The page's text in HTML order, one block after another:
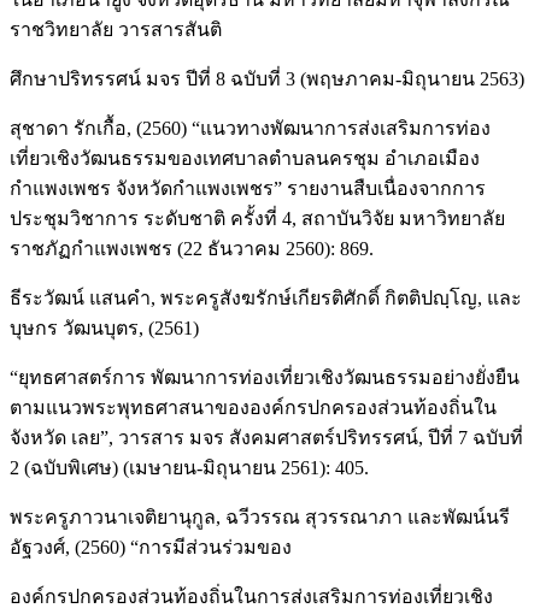
ราชวิทยาลัย วารสารสันติ
ศึกษาปริทรรศน์ มจร ปีที่ 8 ฉบับที่ 3 (พฤษภาคม-มิถุนายน 2563)
สุชาดา รักเกื้อ, (2560) “แนวทางพัฒนาการส่งเสริมการท่อง
เที่ยวเชิงวัฒนธรรมของเทศบาลตำบลนครชุม อำเภอเมือง
กำแพงเพชร จังหวัดกำแพงเพชร” รายงานสืบเนื่องจากการ
ประชุมวิชาการ ระดับชาติ ครั้งที่ 4, สถาบันวิจัย มหาวิทยาลัย
ราชภัฏกำแพงเพชร (22 ธันวาคม 2560): 869.
ธีระวัฒน์ แสนคำ, พระครูสังฆรักษ์เกียรติศักดิ์ กิตติปญฺโญ, และ
บุษกร วัฒนบุตร, (2561)
“ยุทธศาสตร์การ พัฒนาการท่องเที่ยวเชิงวัฒนธรรมอย่างยั่งยืน
ตามแนวพระพุทธศาสนาขององค์กรปกครองส่วนท้องถิ่นใน
จังหวัด เลย”, วารสาร มจร สังคมศาสตร์ปริทรรศน์, ปีที่ 7 ฉบับที่
2 (ฉบับพิเศษ) (เมษายน-มิถุนายน 2561): 405.
พระครูภาวนาเจติยานุกูล, ฉวีวรรณ สุวรรณาภา และพัฒน์นรี
อัฐวงศ์, (2560) “การมีส่วนร่วมของ
องค์กรปกครองส่วนท้องถิ่นในการส่งเสริมการท่องเที่ยวเชิง